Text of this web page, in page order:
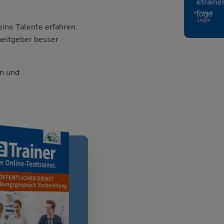
eTrainer
Login
Talente erfahren.
besser
und